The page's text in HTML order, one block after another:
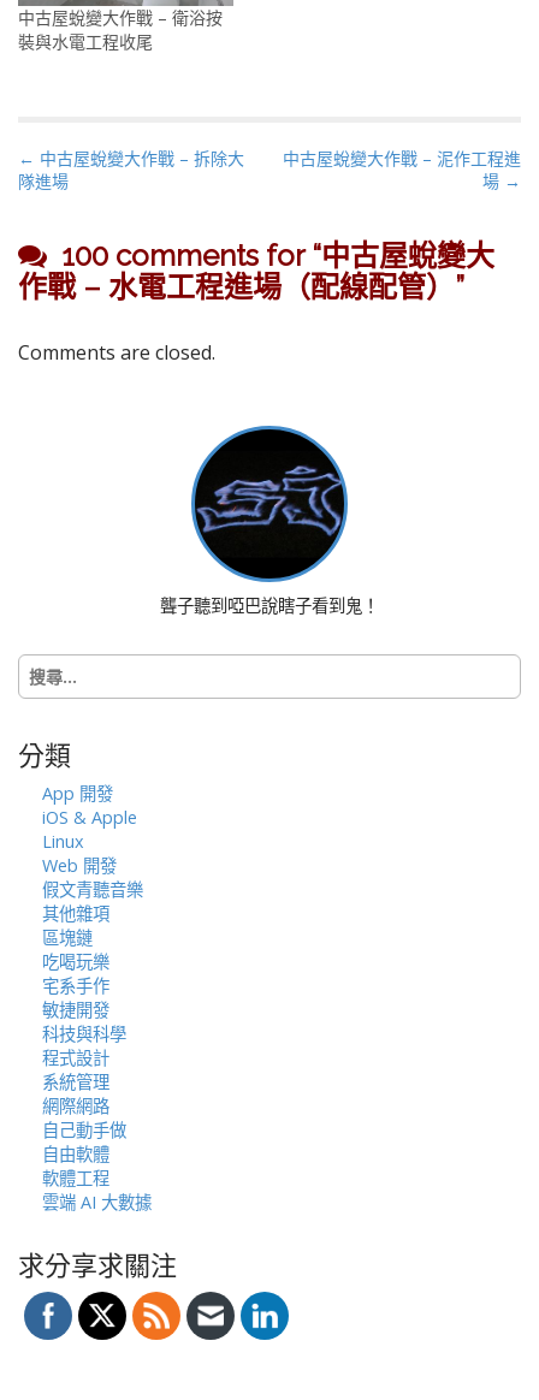
中古屋蛻變大作戰 – 衛浴按
裝與水電工程收尾
P
o
t
n
a
i
← 中古屋蛻變大作戰 – 拆除大
隊進場
中古屋蛻變大作戰 – 泥作工程進
場 →
100 comments for “中古屋蛻變大
作戰 – 水電工程進場（配線配管） ”
Comments are closed.
聾子聽到啞巴說瞎子看到鬼！
搜
尋
字:
分類
App 開發
iOS & Apple
Linux
Web 開發
假文青聽音樂
其他雜項
區塊鏈
吃喝玩樂
宅系手作
敏捷開發
科技與科學
程式設計
系統管理
網際網路
自己動手做
自由軟體
軟體工程
雲端 AI 大數據
求分享求關注